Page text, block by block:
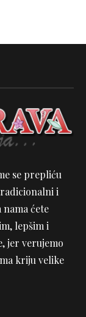
se prepliću
i
ćete
lepšim i
jer verujemo
kriju velike